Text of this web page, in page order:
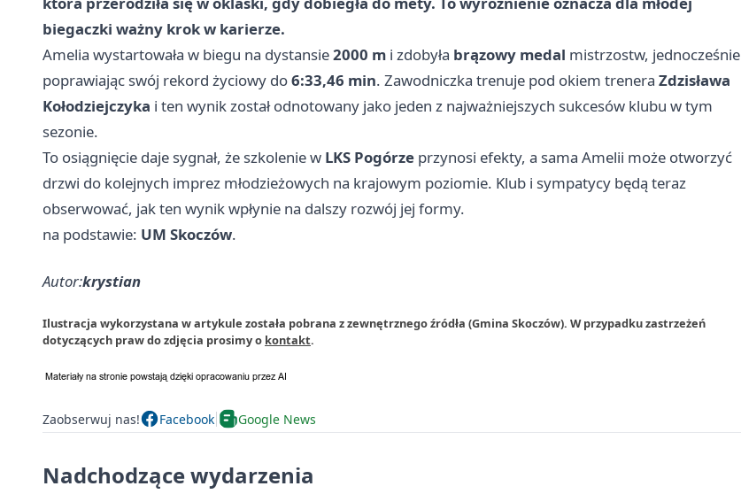
biegaczki ważny krok w karierze.
Amelia wystartowała w biegu na dystansie2000 m i zdobyła brązowy medal mistrzostw, jednocześnie
poprawiając swój rekord życiowy do6:33,46 min. Zawodniczka trenuje pod okiem trenera Zdzisława
Kołodziejczyka i ten wynik został odnotowany jako jeden z najważniejszych sukcesów klubu w tym
sezonie.
To osiągnięcie daje sygnał, że szkolenie w LKS Pogórze przynosi efekty, a sama Amelii może otworzyć
drzwi do kolejnych imprez młodzieżowych na krajowym poziomie. Klub i sympatycy będą teraz
obserwować, jak ten wynik wpłynie na dalszy rozwój jej formy.
na podstawie: UM Skoczów.
Autor:krystian
Ilustracja wykorzystana w artykule została pobrana z zewnętrznego źródła (Gmina Skoczów). W przypadku zastrzeżeń
dotyczących praw do zdjęcia prosimy o kontakt.
Zaobserwuj nas! Facebook Google News
Nadchodzące wydarzenia